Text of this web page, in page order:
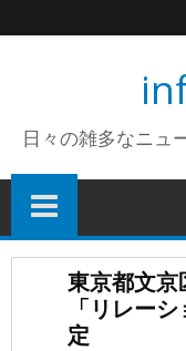
日々の雑多なニュ
東京都文京
「リレー
定